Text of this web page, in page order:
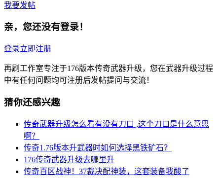
我要发帖
亲，您还没有登录！
登录立即注册
再刷工作室专注于176版本传奇武器升级，您在武器升级过程
中有任何问题均可注册后发帖提问与交流！
猜你还感兴趣
传奇武器升级怎么看有没有刀口 ,这个刀口是什么意思
啊？
传奇1.76版本升武器时如何选择黑铁矿石？
176传奇武器升级去哪里升
传奇百区战神！37裁决配神装，这套装备我酸了